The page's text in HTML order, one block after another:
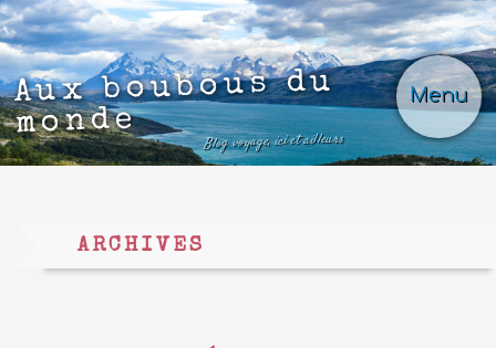
Menu
Aux boubous du
monde
Blog voyage, ici et ailleurs
ARCHIVES